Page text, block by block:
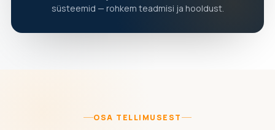
süsteemid — rohkem teadmisi ja hooldust.
OSA TELLIMUSEST